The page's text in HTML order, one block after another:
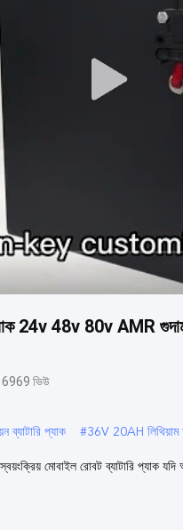
24v 48v 80v AMR গুদাম
6969 ভিউ
ব্যাটারি প্যাক #36V 20AH লিথিয়াম
মোবাইল রোবট ব্যাটারি প্যাক